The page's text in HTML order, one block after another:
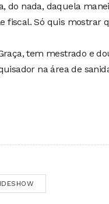
do nada, daquela
fiscal. Só quis mostrar
tem mestrado e
na área de